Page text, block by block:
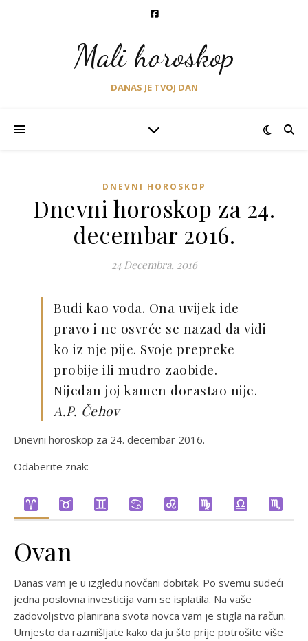
Mali horoskop
DANAS JE TVOJ DAN
DNEVNI HOROSKOP
Dnevni horoskop za 24.
decembar 2016.
24 Decembra, 2016
Budi kao voda. Ona uvijek ide
pravo i ne osvrće se nazad da vidi
ko iz nje pije. Svoje prepreke
probije ili mudro zaobiđe.
Nijedan joj kamen dorastao nije.
A.P. Čehov
Dnevni horoskop za 24. decembar 2016.
Odaberite znak:
Ovan
Danas vam je u izgledu novčani dobitak. Po svemu sudeći
jedna poslovna investicija vam se isplatila. Na vaše
zadovoljstvo planirana svota novca vam je stigla na račun.
Umjesto da razmišljate kako da ju što prije potrošite više